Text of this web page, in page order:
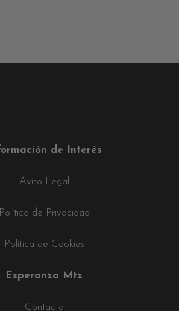
de Interés
Aviso Legal
Política de Privacidad
Política de Cookies
Esperanza Mtz
Contacto